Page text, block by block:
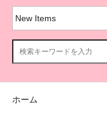
ホーム